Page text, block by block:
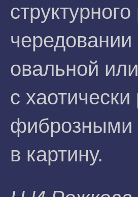
чередовании
овальной
с
фиброзными
в картину.